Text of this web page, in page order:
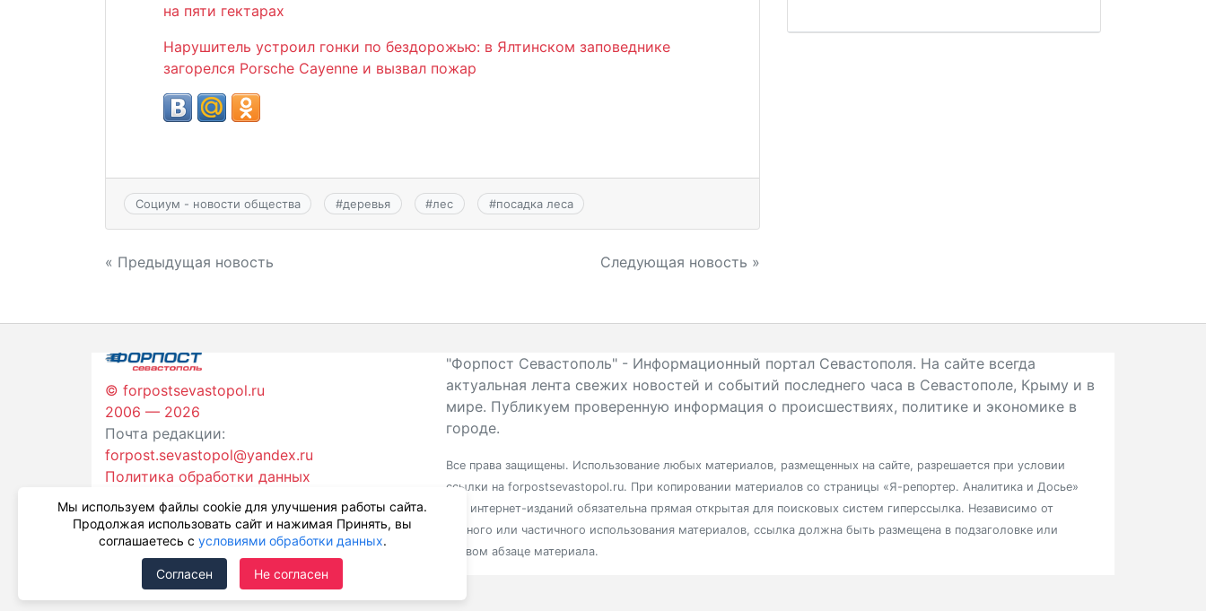
на пяти гектарах
Нарушитель устроил гонки по бездорожью: в Ялтинском заповеднике
загорелся Porsche Cayenne и вызвал пожар
Социум - новости общества #деревья #лес #посадка леса
Навигация
записям
« Предыдущая новость Следующая новость »
© forpostsevastopol.ru
2006 — 2026
Почта редакции:
forpost.sevastopol@yandex.ru
Политика обработки данных
"Форпост Севастополь" - Информационный портал Севастополя. На сайте всегда
актуальная лента свежих новостей и событий последнего часа в Севастополе, Крыму и в
мире. Публикуем проверенную информация о происшествиях, политике и экономике в
городе.
Все права защищены. Использование любых материалов, размещенных на сайте, разрешается при условии
ссылки на forpostsevastopol.ru. При копировании материалов со страницы «Я-репортер. Аналитика и Досье»
для интернет-изданий обязательна прямая открытая для поисковых систем гиперссылка. Независимо от
полного или частичного использования материалов, ссылка должна быть размещена в подзаголовке или
первом абзаце материала.
Мы используем файлы cookie для улучшения работы сайта.
Продолжая использовать сайт и нажимая Принять, вы
соглашаетесь с условиями обработки данных.
Согласен Не согласен